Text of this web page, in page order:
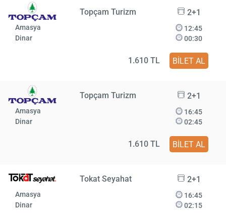
Topçam Turizm 2+1
Amasya
Dinar
12:45
00:30
1.610 TL BİLET AL
Topçam Turizm 2+1
Amasya
Dinar
16:45
02:45
1.610 TL BİLET AL
Tokat Seyahat 2+1
Amasya
Dinar
16:45
02:15